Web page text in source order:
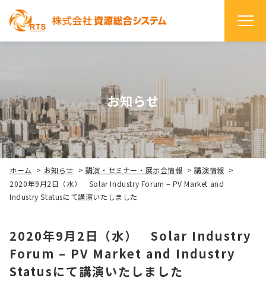
お知らせ
ホーム > お知らせ > 講演・セミナー・展示会情報 >講演情報 >
2020年9月2日（水） Solar Industry Forum – PV Market and
Industry Statusにて講演いたしました
2020年9月2日（水） Solar Industry
Forum – PV Market and Industry
Statusにて講演いたしました